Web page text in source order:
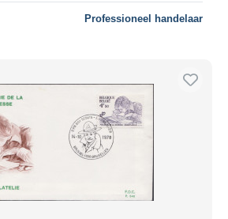
Professioneel handelaar